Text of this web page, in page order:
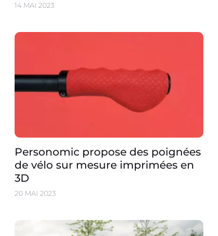
14 MAI 2023
Personomic propose des poignées
de vélo sur mesure imprimées en
3D
20 MAI 2023